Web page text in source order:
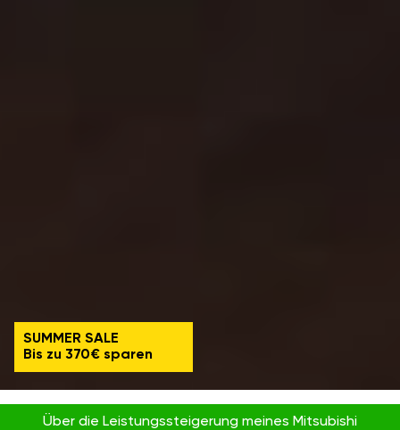
SUMMER SALE
Bis zu 370€ sparen
Über die Leistungssteigerung meines Mitsubishi